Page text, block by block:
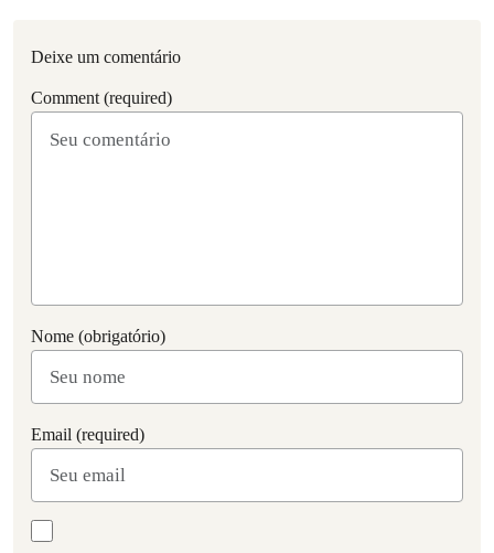
Deixe um comentário
Comment (required)
Nome (obrigatório)
Email (required)